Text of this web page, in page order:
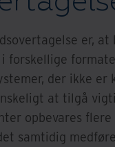
er, at
forskellige
der ikke er
at tilgå
opbevares flere
samtidig